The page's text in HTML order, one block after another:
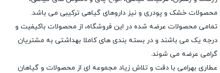
محصولات خشک و پودری و نیز داروهای گیاهی ترکیبی می باشد.
تمامی محصولات عرضه شده در این فروشگاه، از محصولات باکیفیت و
درجه یک می باشند و در بسته بندی های کاملا بهداشتی به مشتریان
گرامی عرضه می شوند.
عطاری بهرامی با دقت و تلاش زیاد مجموعه ای از محصولات و گیاهان